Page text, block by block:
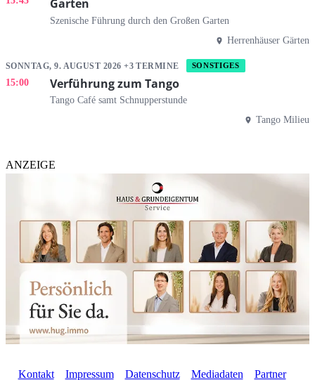
Garten
Szenische Führung durch den Großen Garten
Herrenhäuser Gärten
SONNTAG, 9. AUGUST 2026 +3 TERMINE SONSTIGES
15:00 Verführung zum Tango
Tango Café samt Schnupperstunde
Tango Milieu
ANZEIGE
Kontakt Impressum Datenschutz Mediadaten Partner